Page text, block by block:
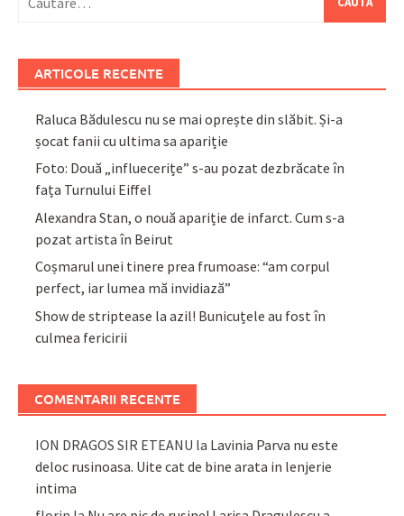
după:
ARTICOLE RECENTE
Raluca Bădulescu nu se mai oprește din slăbit. Și-a
șocat fanii cu ultima sa apariție
Foto: Două „influecerițe” s-au pozat dezbrăcate în
fața Turnului Eiffel
Alexandra Stan, o nouă apariție de infarct. Cum s-a
pozat artista în Beirut
Coșmarul unei tinere prea frumoase: “am corpul
perfect, iar lumea mă invidiază”
Show de striptease la azil! Bunicuțele au fost în
culmea fericirii
COMENTARII RECENTE
ION DRAGOS SIR ETEANU la Lavinia Parva nu este
deloc rusinoasa. Uite cat de bine arata in lenjerie
intima